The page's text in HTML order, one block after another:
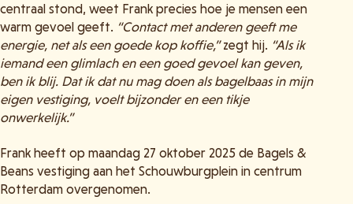
centraal stond, weet Frank precies hoe je mensen een
warm gevoel geeft. “Contact met anderen geeft me
energie, net als een goede kop koffie,”zegt hij. “Als ik
iemand een glimlach en een goed gevoel kan geven,
ben ik blij. Dat ik dat nu mag doen als bagelbaas in mijn
eigen vestiging, voelt bijzonder en een tikje
onwerkelijk.”
Frank heeft op maandag 27 oktober 2025 de Bagels &
Beans vestiging aan het Schouwburgplein in centrum
Rotterdam overgenomen.